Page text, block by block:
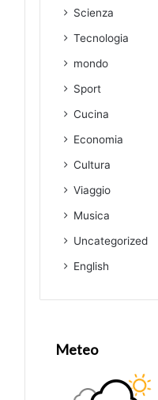
Scienza
Tecnologia
mondo
Sport
Cucina
Economia
Cultura
Viaggio
Musica
Uncategorized
English
Meteo